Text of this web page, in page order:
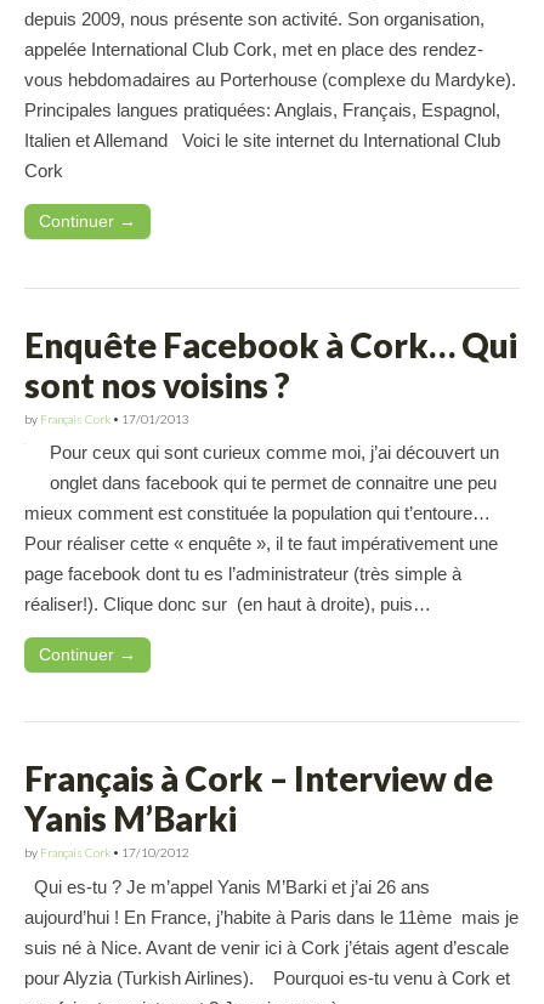
depuis 2009, nous présente son activité. Son organisation,
appelée International Club Cork, met en place des rendez-
vous hebdomadaires au Porterhouse (complexe du Mardyke).
Principales langues pratiquées: Anglais, Français, Espagnol,
Italien et Allemand Voici le site internet du International Club
Cork
Continuer →
Enquête Facebook à Cork… Qui
sont nos voisins ?
by Français Cork • 17/01/2013
Pour ceux qui sont curieux comme moi, j’ai découvert un
onglet dans facebook qui te permet de connaitre une peu
mieux comment est constituée la population qui t’entoure…
Pour réaliser cette « enquête », il te faut impérativement une
page facebook dont tu es l’administrateur (très simple à
réaliser!). Clique donc sur (en haut à droite), puis…
Continuer →
Français à Cork – Interview de
Yanis M’Barki
by Français Cork • 17/10/2012
Qui es-tu ? Je m’appel Yanis M’Barki et j’ai 26 ans
aujourd’hui ! En France, j’habite à Paris dans le 11ème mais je
suis né à Nice. Avant de venir ici à Cork j’étais agent d’escale
pour Alyzia (Turkish Airlines). Pourquoi es-tu venu à Cork et